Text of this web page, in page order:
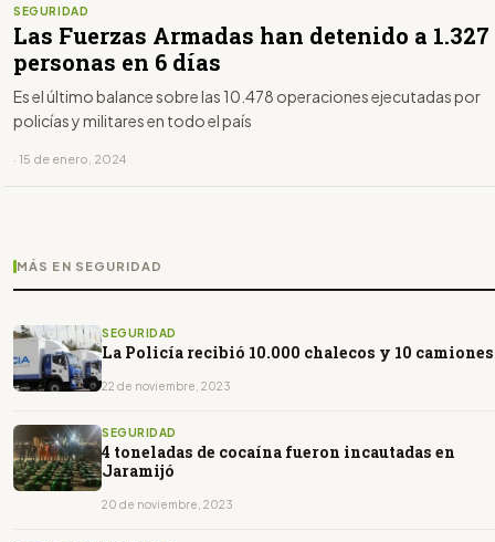
SEGURIDAD
Las Fuerzas Armadas han detenido a 1.327
personas en 6 días
Es el último balance sobre las 10.478 operaciones ejecutadas por
policías y militares en todo el país
· 15 de enero, 2024
MÁS EN SEGURIDAD
SEGURIDAD
La Policía recibió 10.000 chalecos y 10 camiones
22 de noviembre, 2023
SEGURIDAD
4 toneladas de cocaína fueron incautadas en
Jaramijó
20 de noviembre, 2023